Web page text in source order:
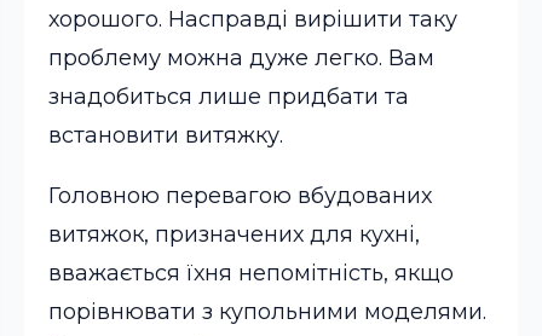
хорошого. Насправді вирішити таку
проблему можна дуже легко. Вам
знадобиться лише придбати та
встановити витяжку.
Головною перевагою вбудованих
витяжок, призначених для кухні,
вважається їхня непомітність, якщо
порівнювати з купольними моделями.